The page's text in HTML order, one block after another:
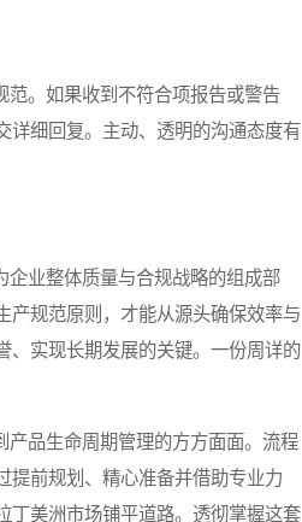
。如果收到不符合项报告或警告
详细回复。主动、透明的沟通态度有
业整体质量与合规战略的组成部
产规范原则，才能从源头确保效率与
、实现长期发展的关键。一份周详的
品生命周期管理的方方面面。流程
提前规划、精心准备并借助专业力
丁美洲市场铺平道路。透彻掌握这套